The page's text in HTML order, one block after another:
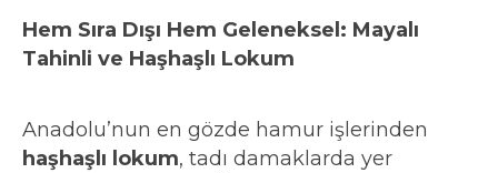
Hem Sıra Dışı Hem Geleneksel: Mayalı
Tahinli ve Haşhaşlı Lokum
Anadolu’nun en gözde hamur işlerinden
haşhaşlı lokum, tadı damaklarda yer